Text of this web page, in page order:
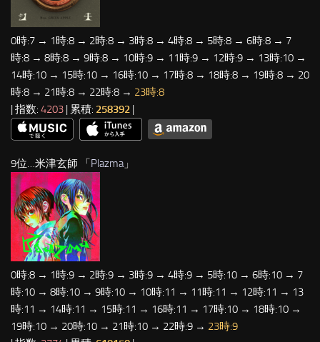
0時:7 → 1時:8 → 2時:8 → 3時:8 → 4時:8 → 5時:8 → 6時:8 → 7
時:8 → 8時:8 → 9時:8 → 10時:9 → 11時:9 → 12時:9 → 13時:10 →
14時:10 → 15時:10 → 16時:10 → 17時:8 → 18時:8 → 19時:8 → 20
時:8 → 21時:8 → 22時:8 → 23時:8
| 指数: 4203 | 累積: 258392 |
9位…米津玄師 「Plazma」
0時:8 → 1時:9 → 2時:9 → 3時:9 → 4時:9 → 5時:10 → 6時:10 → 7
時:10 → 8時:10 → 9時:10 → 10時:11 → 11時:11 → 12時:11 → 13
時:11 → 14時:11 → 15時:11 → 16時:11 → 17時:10 → 18時:10 →
19時:10 → 20時:10 → 21時:10 → 22時:9 → 23時:9